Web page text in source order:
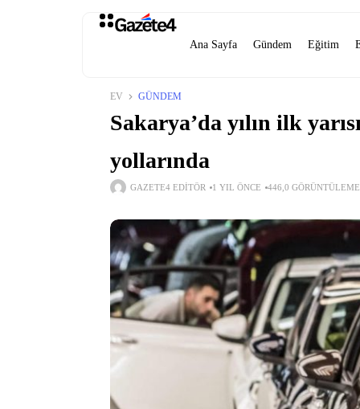
Ana Sayfa Gündem Eğitim
EV GÜNDEM
Sakarya’da yılın ilk
yollarında
GAZETE4 EDITÖR 1 YIL ÖNCE 446,0 GÖRÜNTÜLEME